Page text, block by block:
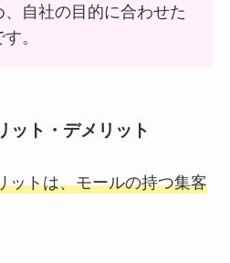
、自社の目的に合わせた
。
ット・デメリット
ットは、モールの持つ集客